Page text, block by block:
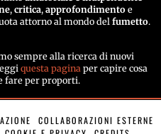
, critica, approfondimento e
attorno al mondo del fumetto.
sempre alla ricerca di nuovi
questa paginaper capire cosa
fare per proporti.
COLLABORAZIONI ESTERNE